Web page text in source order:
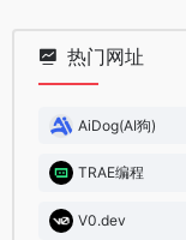
热门网址
AiDog(AI狗)
TRAE编程
V0.dev